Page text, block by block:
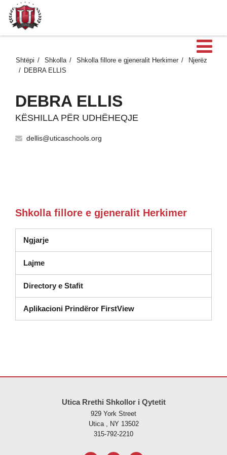
Shtëpi Shkolla Shkolla fillore e gjeneralit Herkimer
Njerëz
DEBRA ELLIS
DEBRA ELLIS
KËSHILLA PËR UDHËHEQJE
dellis@uticaschools.org
Shkolla fillore e gjeneralit Herkimer
Ngjarje
Lajme
Directory e Stafit
Aplikacioni Prindëror FirstView
Utica Rrethi Shkollor i Qytetit
929 York Street
Utica , NY 13502
315-792-2210